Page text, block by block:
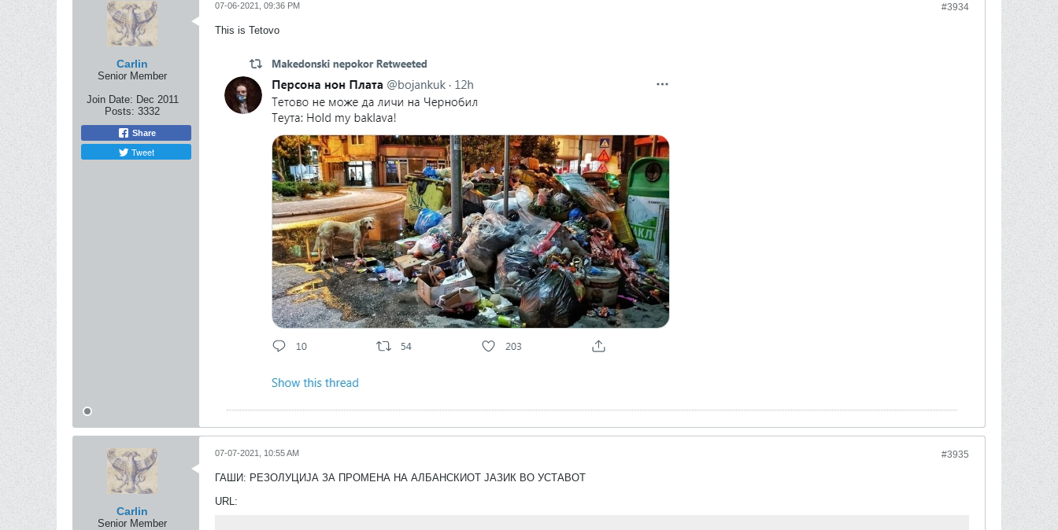
Carlin
Senior Member
Join Date: Dec 2011
Posts: 3332
Share
Tweet
#3934
07-06-2021, 09:36 PM
This is Tetovo
Carlin
Senior Member
#3935
07-07-2021, 10:55 AM
ГАШИ: РЕЗОЛУЦИЈА ЗА ПРОМЕНА НА АЛБАНСКИОТ ЈАЗИК ВО УСТАВОТ
URL: